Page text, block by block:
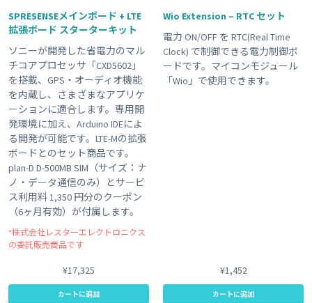
SPRESENSEメインボード + LTE
拡張ボード スターターキット
ソニーが開発した省電力のマル
チコアプロセッサ「CXD5602」
を搭載、GPS・オーディオ機能
を内蔵し、さまざまなアプリケ
ーションに適合します。専用開
発環境に加え、Arduino IDEによ
る開発が可能です。LTE-Mの拡張
ボードとのセット商品です。
plan-D D-500MB SIM（サイズ：ナ
ノ・データ通信のみ）とサービ
ス利用料 1,350 円分のクーポン
（6ヶ月有効）が付属します。
*株式会社レスターエレクトロニクス
の委託販売商品です
¥17,325
カートに追加
Wio Extension – RTC セット
電力 ON/OFF を RTC(Real Time
Clock) で制御できる電力制御ボ
ードです。マイコンモジュール
「Wio」で使用できます。
¥1,452
カートに追加